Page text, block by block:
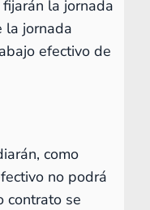
la jornada
la jornada
efectivo de
como
no podrá
contrato se